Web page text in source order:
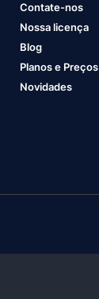
Contate-nos
Nossa licença
Blog
Planos e Preços
Novidades